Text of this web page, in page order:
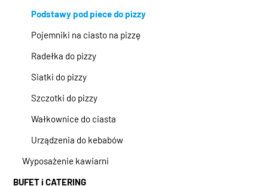
Podstawy pod piece do pizzy
Pojemniki na ciasto na pizzę
Radełka do pizzy
Siatki do pizzy
Szczotki do pizzy
Wałkownice do ciasta
Urządzenia do kebabów
Wyposażenie kawiarni
BUFET i CATERING